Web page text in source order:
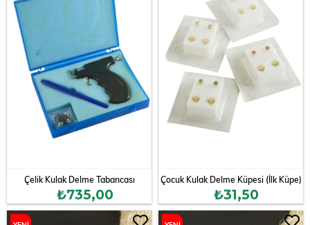
Çelik Kulak Delme Tabancası
₺735,00
Çocuk Kulak Delme Küpesi (İlk Küpe)
₺31,50